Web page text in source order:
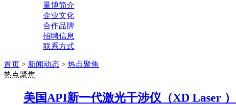
量博简介
企业文化
合作品牌
招聘信息
联系方式
首页 > 新闻动态 > 热点聚焦
热点聚焦
美国API新一代激光干涉仪（XD Laser